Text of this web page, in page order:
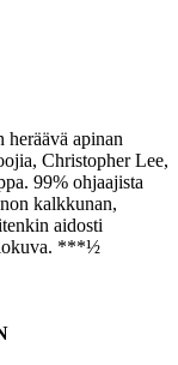
heräävä apinan
Christopher Lee,
99% ohjaajista
kalkkunan,
aidosti
***½